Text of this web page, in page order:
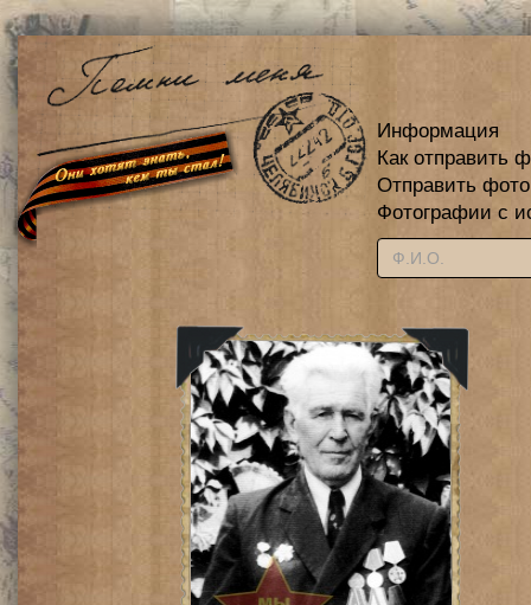
Информация
Как отправить
Отправить
Фотографии с